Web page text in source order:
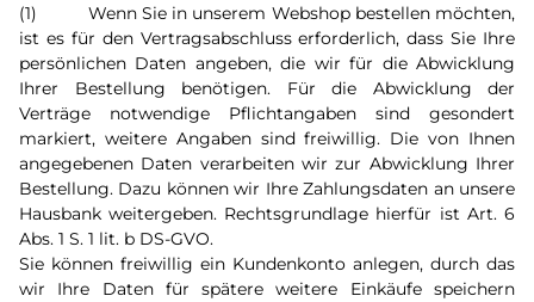
(1) Wenn Sie in unserem Webshop bestellen möchten,
ist es für den Vertragsabschluss erforderlich, dass Sie Ihre
persönlichen Daten angeben, die wir für die Abwicklung
Ihrer Bestellung benötigen. Für die Abwicklung der
Verträge notwendige Pflichtangaben sind gesondert
markiert, weitere Angaben sind freiwillig. Die von Ihnen
angegebenen Daten verarbeiten wir zur Abwicklung Ihrer
Bestellung. Dazu können wir Ihre Zahlungsdaten an unsere
Hausbank weitergeben. Rechtsgrundlage hierfür ist Art. 6
Abs. 1 S. 1 lit. b DS-GVO.
Sie können freiwillig ein Kundenkonto anlegen, durch das
wir Ihre Daten für spätere weitere Einkäufe speichern